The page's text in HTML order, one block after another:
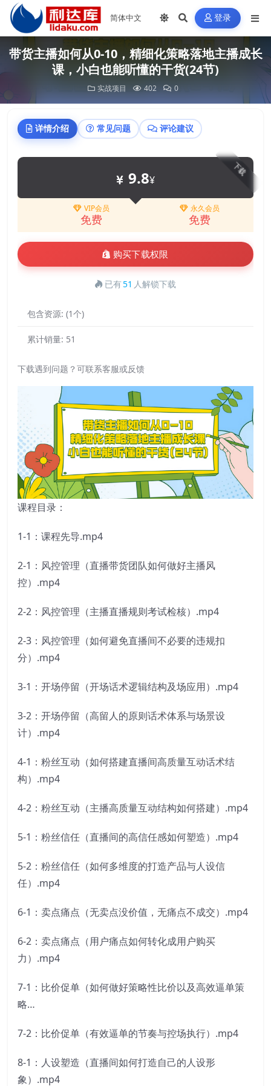
登录
带货主播如何从0-10，精细化策略落地主播成长
课，小白也能听懂的干货(24节)
实战项目 402 0
详情介绍 常见问题 评论建议
下载
9.8¥
VIP会员
免费
永久会员
免费
购买下载权限
已有51 人解锁下载
包含资源: (1个)
累计销量: 51
下载遇到问题？可联系客服或反馈
课程目录：
1-1：课程先导.mp4
2-1：风控管理（直播带货团队如何做好主播风
控）.mp4
2-2：风控管理（主播直播规则考试检核）.mp4
2-3：风控管理（如何避免直播间不必要的违规扣
分）.mp4
3-1：开场停留（开场话术逻辑结构及场应用）.mp4
3-2：开场停留（高留人的原则话术体系与场景设
计）.mp4
4-1：粉丝互动（如何搭建直播间高质量互动话术结
构）.mp4
4-2：粉丝互动（主播高质量互动结构如何搭建）.mp4
5-1：粉丝信任（直播间的高信任感如何塑造）.mp4
5-2：粉丝信任（如何多维度的打造产品与人设信
任）.mp4
6-1：卖点痛点（无卖点没价值，无痛点不成交）.mp4
6-2：卖点痛点（用户痛点如何转化成用户购买
力）.mp4
7-1：比价促单（如何做好策略性比价以及高效逼单策
略…
7-2：比价促单（有效逼单的节奏与控场执行）.mp4
8-1：人设塑造（直播间如何打造自己的人设形
象）.mp4